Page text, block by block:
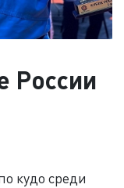
России
кудо среди